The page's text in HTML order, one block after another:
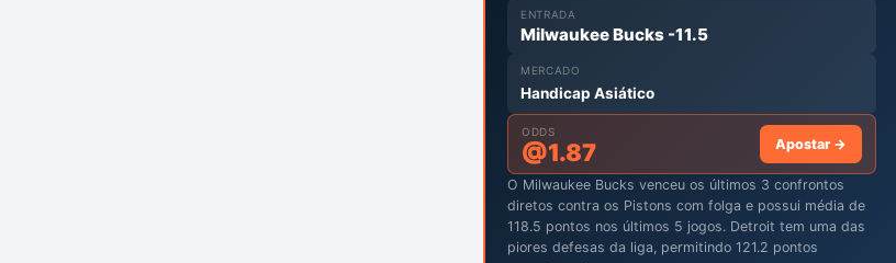
ENTRADA
Milwaukee Bucks -11.5
MERCADO
Handicap Asiático
ODDS
@1.87 Apostar →
O Milwaukee Bucks venceu os últimos 3 confrontos
diretos contra os Pistons com folga e possui média de
118.5 pontos nos últimos 5 jogos. Detroit tem uma das
piores defesas da liga, permitindo 121.2 pontos